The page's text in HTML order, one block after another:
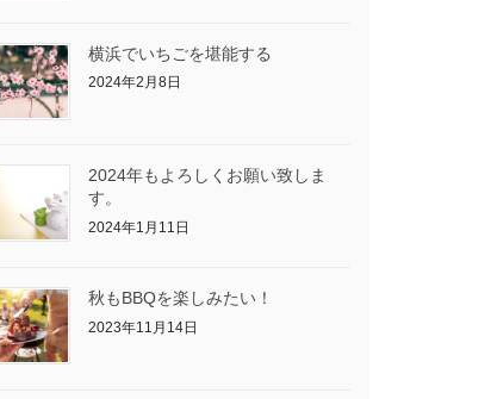
横浜でいちごを堪能する
2024年2月8日
2024年もよろしくお願い致しま
す。
2024年1月11日
秋もBBQを楽しみたい！
2023年11月14日